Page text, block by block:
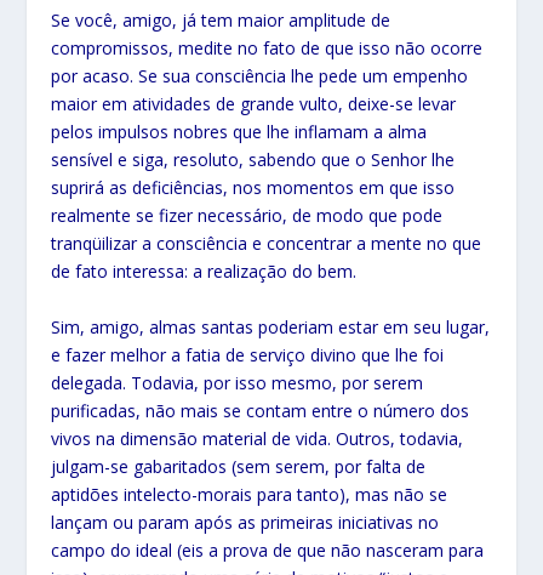
Se você, amigo, já tem maior amplitude de
compromissos, medite no fato de que isso não ocorre
por acaso. Se sua consciência lhe pede um empenho
maior em atividades de grande vulto, deixe-se levar
pelos impulsos nobres que lhe inflamam a alma
sensível e siga, resoluto, sabendo que o Senhor lhe
suprirá as deficiências, nos momentos em que isso
realmente se fizer necessário, de modo que pode
tranqüilizar a consciência e concentrar a mente no que
de fato interessa: a realização do bem.
Sim, amigo, almas santas poderiam estar em seu lugar,
e fazer melhor a fatia de serviço divino que lhe foi
delegada. Todavia, por isso mesmo, por serem
purificadas, não mais se contam entre o número dos
vivos na dimensão material de vida. Outros, todavia,
julgam-se gabaritados (sem serem, por falta de
aptidões intelecto-morais para tanto), mas não se
lançam ou param após as primeiras iniciativas no
campo do ideal (eis a prova de que não nasceram para